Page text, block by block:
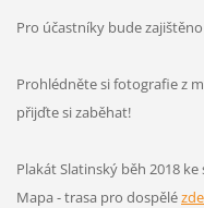
Pro účastníky bude
Prohlédněte si fotografie z
přijďte si zaběhat!
Plakát Slatinský běh 2018
Mapa - trasa pro dospělé